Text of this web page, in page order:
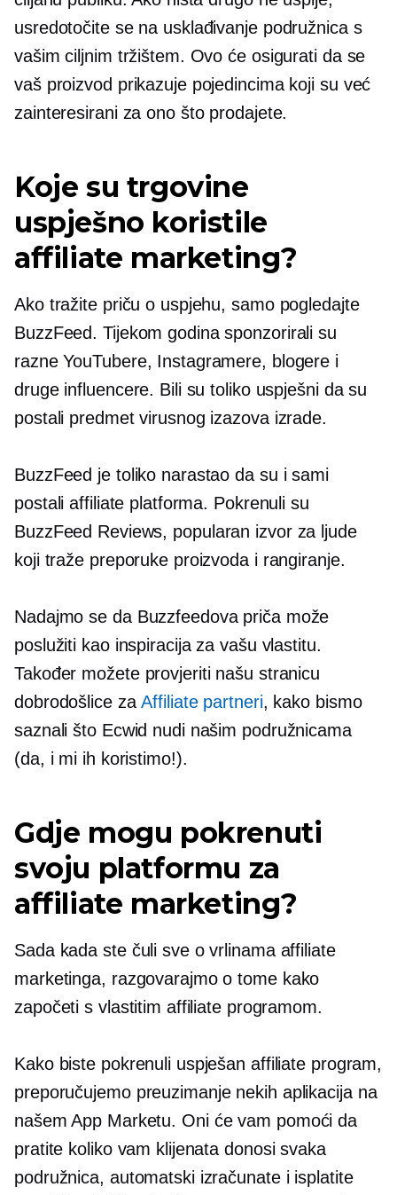
usredotočite se na usklađivanje podružnica s
vašim ciljnim tržištem. Ovo će osigurati da se
vaš proizvod prikazuje pojedincima koji su već
zainteresirani za ono što prodajete.
Koje su trgovine
uspješno koristile
affiliate marketing?
Ako tražite priču o uspjehu, samo pogledajte
BuzzFeed. Tijekom godina sponzorirali su
razne YouTubere, Instagramere, blogere i
druge influencere. Bili su toliko uspješni da su
postali predmet virusnog izazova izrade.
BuzzFeed je toliko narastao da su i sami
postali affiliate platforma. Pokrenuli su
BuzzFeed Reviews, popularan izvor za ljude
koji traže preporuke proizvoda i rangiranje.
Nadajmo se da Buzzfeedova priča može
poslužiti kao inspiracija za vašu vlastitu.
Također možete provjeriti našu stranicu
dobrodošlice zaAffiliate partneri, kako bismo
saznali što Ecwid nudi našim podružnicama
(da, i mi ih koristimo!).
Gdje mogu pokrenuti
svoju platformu za
affiliate marketing?
Sada kada ste čuli sve o vrlinama affiliate
marketinga, razgovarajmo o tome kako
započeti s vlastitim affiliate programom.
Kako biste pokrenuli uspješan affiliate program,
preporučujemo preuzimanje nekih aplikacija na
našem App Marketu. Oni će vam pomoći da
pratite koliko vam klijenata donosi svaka
podružnica, automatski izračunate i isplatite